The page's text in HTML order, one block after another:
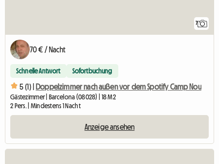
7
70 € / Nacht
Schnelle Antwort Sofortbuchung
5 (1) | Doppelzimmer nach außen vor dem Spotify Camp Nou
Gästezimmer | Barcelona (08028) | 18 M2
2 Pers. | Mindestens 1 Nacht
Anzeige ansehen